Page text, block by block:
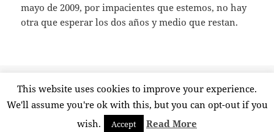
mayo de 2009, por impacientes que estemos, no hay
otra que esperar los dos años y medio que restan.
el
tripartit
5 comentariosen Es divertido extrapolar
Funciona gracias a WordPress
This website uses cookies to improve your experience.
We'll assume you're ok with this, but you can opt-out if you
wish.
Accept Read More